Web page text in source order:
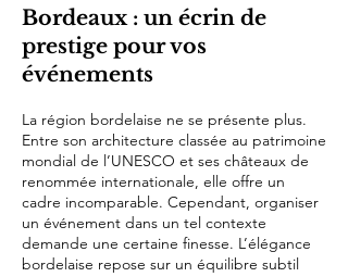
Bordeaux : un écrin de
prestige pour vos
événements
La région bordelaise ne se présente plus.
Entre son architecture classée au patrimoine
mondial de l’UNESCO et ses châteaux de
renommée internationale, elle offre un
cadre incomparable. Cependant, organiser
un événement dans un tel contexte
demande une certaine finesse. L’élégance
bordelaise repose sur un équilibre subtil